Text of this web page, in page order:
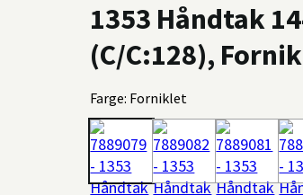
1353 Håndtak
(C/C:128),
Farge: Forniklet